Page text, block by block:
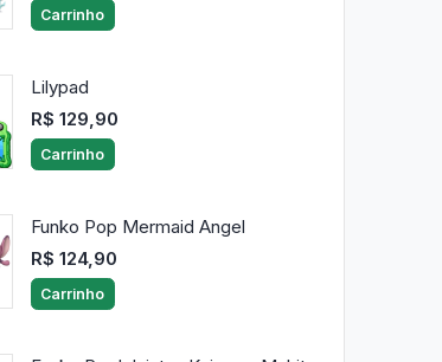
Carrinho
Lilypad
R$ 129,90
Carrinho
Funko Pop Mermaid Angel
R$ 124,90
Carrinho